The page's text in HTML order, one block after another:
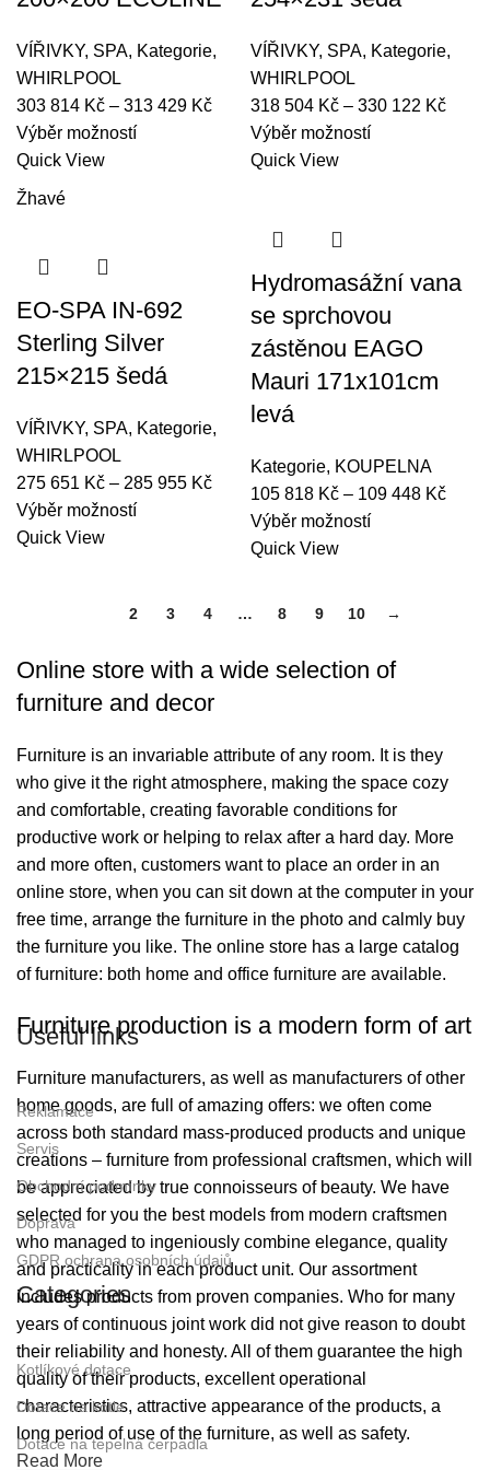
produktu
VÍŘIVKY, SPA, Kategorie,
WHIRLPOOL
303 814 Kč – 313 429 KčRozpětí
Výběr možnostíTento
vybrat
na
stránce
Quick View
VÍŘIVKY, SPA, Kategorie,
WHIRLPOOL
318 504 Kč – 330 122 Kč
Výběr možnostíTento
lze
vybrat
na
stránce
Quick View
Žhavé
EO-SPA IN-692
Sterling Silver
215×215 šedá
VÍŘIVKY, SPA, Kategorie,
WHIRLPOOL
275 651 Kč – 285 955 KčRozpětí
651 Kč
285
Výběr možnostíTento
variant.
lze
vybrat
stránce
produktu
Quick View
Hydromasážní vana
se sprchovou
zástěnou EAGO
Mauri 171x101cm
levá
Kategorie, KOUPELNA
105 818 Kč – 109 448 Kč
Výběr možnostíTento
Možnosti
lze
stránce
produktu
Quick View
2 3 4 … 8 9 10 →
Online store with a wide selection of
furniture and decor
Furniture is an invariable attribute of any room. It is they
who give it the right atmosphere, making the space cozy
and comfortable, creating favorable conditions for
productive work or helping to relax after a hard day. More
and more often, customers want to place an order in an
online store, when you can sit down at the computer in your
free time, arrange the furniture in the photo and calmly buy
the furniture you like. The online store has a large catalog
of furniture: both home and office furniture are available.
Furniture production is a modern form of art
Furniture manufacturers, as well as manufacturers of other
home goods, are full of amazing offers: we often come
across both standard mass-produced products and unique
creations – furniture from professional craftsmen, which will
be appreciated by true connoisseurs of beauty. We have
selected for you the best models from modern craftsmen
who managed to ingeniously combine elegance, quality
and practicality in each product unit. Our assortment
includes products from proven companies. Who for many
years of continuous joint work did not give reason to doubt
their reliability and honesty. All of them guarantee the high
quality of their products, excellent operational
characteristics, attractive appearance of the products, a
long period of use of the furniture, as well as safety.
Read More
Useful links
Reklamace
Servis
Obchodní podmínky
Doprava
GDPR ochrana osobních údajů
Categories
Kotlíkové dotace
Dotace na kotle
Dotace na tepelná čerpadla